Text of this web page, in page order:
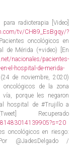
radioterapia [Video]
tv/CH89_EsBgqy/?
oncológicos en
de Mérida (+video) [En
nacionales/pacientes-
el-hospital-de-merida-
de noviembre, 2020)
oncológicos de la zona
porque les negaron
hospital de #Trujillo a
Recuperado
oncológicos en riesgo:
@JadesDelgado /